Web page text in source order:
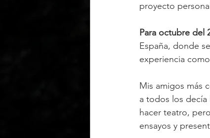
proyecto
Para octubre del
España, donde
experiencia
Mis amigos más
a todos los decía
hacer teatro,
ensayos y